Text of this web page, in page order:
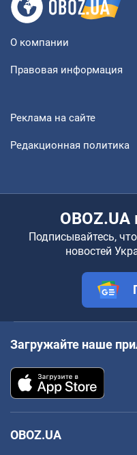
О компании
Правовая информация
Реклама на сайте
Редакционная политика
Подписывайтесь,
новостей
Загружайте наше
OBOZ.UA